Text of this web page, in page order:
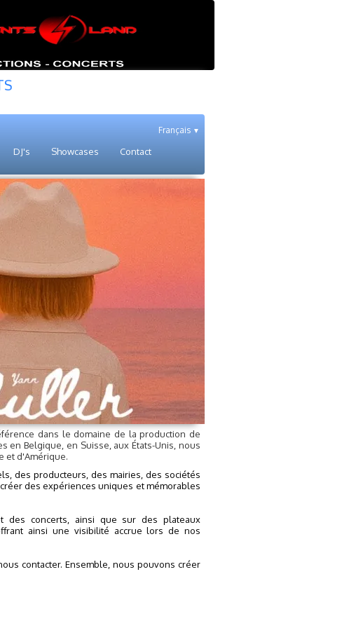
Français ▼
DJ's Showcases Contact
dans le domaine de la production de
Belgique, en Suisse, aux États-Unis, nous
et d'Amérique.
des producteurs, des mairies, des sociétés
des expériences uniques et mémorables
des concerts, ainsi que sur des plateaux
ainsi une visibilité accrue lors de nos
contacter. Ensemble, nous pouvons créer